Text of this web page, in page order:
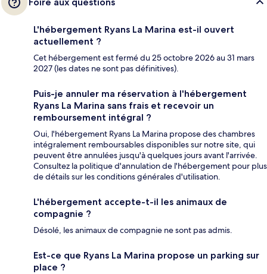
L'hébergement Ryans La Marina est-il ouvert
actuellement ?
Cet hébergement est fermé du 25 octobre 2026 au 31 mars
2027 (les dates ne sont pas définitives).
Puis-je annuler ma réservation à l'hébergement
Ryans La Marina sans frais et recevoir un
remboursement intégral ?
Oui, l'hébergement Ryans La Marina propose des chambres
intégralement remboursables disponibles sur notre site, qui
peuvent être annulées jusqu'à quelques jours avant l'arrivée.
Consultez la politique d'annulation de l'hébergement pour plus
de détails sur les conditions générales d'utilisation.
L'hébergement accepte-t-il les animaux de
compagnie ?
Désolé, les animaux de compagnie ne sont pas admis.
Est-ce que Ryans La Marina propose un parking sur
place ?